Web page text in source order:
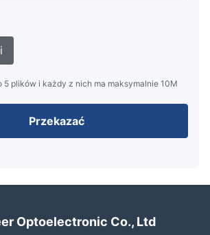
5 plików i każdy z nich ma maksymalnie 10M
Przekazać
Optoelectronic Co., Ltd